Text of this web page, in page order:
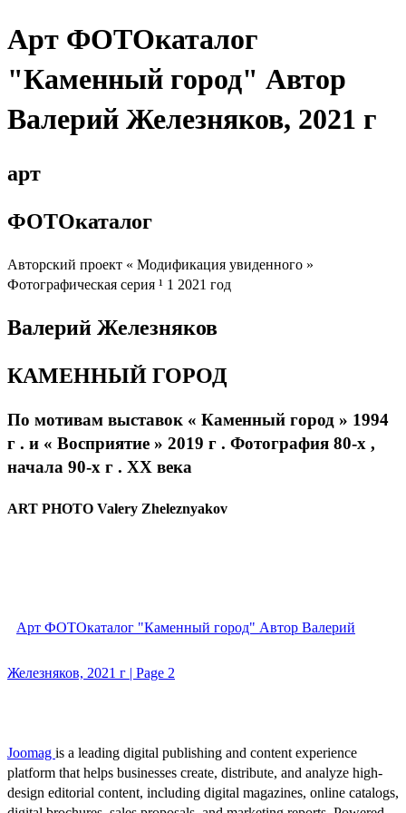
Арт ФОТОкаталог
"Каменный город" Автор
Валерий Железняков, 2021 г
арт
ФОТОкаталог
Авторский проект « Модификация увиденного »
Фотографическая серия ¹ 1 2021 год
Валерий Железняков
КАМЕННЫЙ ГОРОД
По мотивам выставок « Каменный город » 1994
г . и « Восприятие » 2019 г . Фотография 80-х ,
начала 90-х г . XX века
ART PHOTO Valery Zheleznyakov
Арт ФОТОкаталог "Каменный город" Автор Валерий
Железняков, 2021 г | Page 2
Joomag is a leading digital publishing and content experience
platform that helps businesses create, distribute, and analyze high-
design editorial content, including digital magazines, online catalogs,